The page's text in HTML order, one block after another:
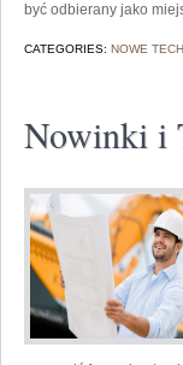
być odbierany jako
CATEGORIES: NOWE
Nowinki i